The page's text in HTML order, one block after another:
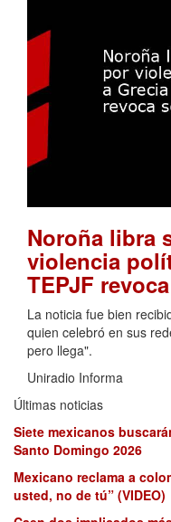
Noroña libra
violencia
TEPJF
La noticia fue bien
quien celebró en sus
pero llega".
Uniradio Informa
Últimas noticias
Siete mexicanos
Santo Domingo 2026
Mexicano reclama a
usted, no de tú” (VIDEO)